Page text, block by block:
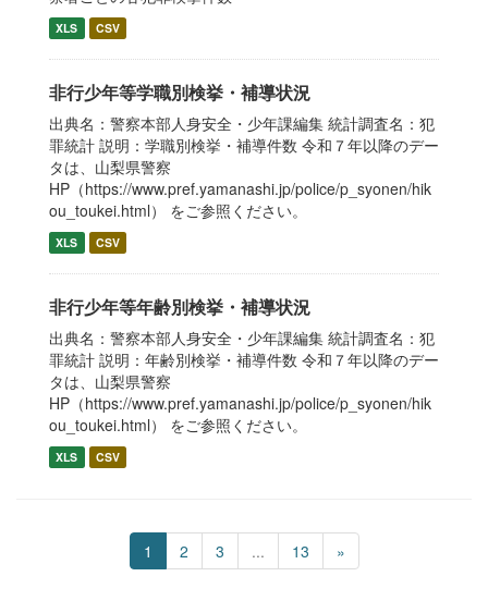
XLS CSV
非行少年等学職別検挙・補導状況
出典名：警察本部人身安全・少年課編集 統計調査名：犯
罪統計 説明：学職別検挙・補導件数 令和７年以降のデー
タは、山梨県警察
HP（https://www.pref.yamanashi.jp/police/p_syonen/hik
ou_toukei.html） をご参照ください。
XLS CSV
非行少年等年齢別検挙・補導状況
出典名：警察本部人身安全・少年課編集 統計調査名：犯
罪統計 説明：年齢別検挙・補導件数 令和７年以降のデー
タは、山梨県警察
HP（https://www.pref.yamanashi.jp/police/p_syonen/hik
ou_toukei.html） をご参照ください。
XLS CSV
1 2 3 ... 13 »